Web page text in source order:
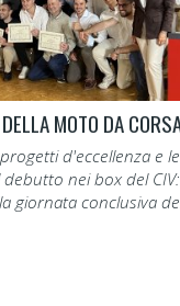
d'eccellenza e le
nei box del
giornata conclusiva